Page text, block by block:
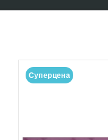
Суперцена